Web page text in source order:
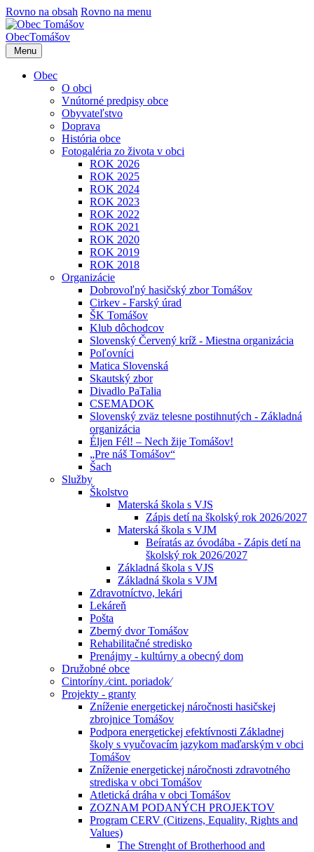
Rovno na obsah Rovno na menu
ObecTomášov
Menu
Obec
O obci
Vnútorné predpisy obce
Obyvateľstvo
Doprava
História obce
Fotogaléria zo života v obci
ROK 2026
ROK 2025
ROK 2024
ROK 2023
ROK 2022
ROK 2021
ROK 2020
ROK 2019
ROK 2018
Organizácie
Dobrovoľný hasičský zbor Tomášov
Cirkev - Farský úrad
ŠK Tomášov
Klub dôchodcov
Slovenský Červený kríž - Miestna organizácia
Poľovníci
Matica Slovenská
Skautský zbor
Divadlo PaTalia
CSEMADOK
Slovenský zväz telesne postihnutých - Základná
organizácia
Éljen Fél! – Nech žije Tomášov!
„Pre náš Tomášov“
Šach
Služby
Školstvo
Materská škola s VJS
Zápis detí na školský rok 2026/2027
Materská škola s VJM
Beíratás az óvodába - Zápis detí na
školský rok 2026/2027
Základná škola s VJS
Základná škola s VJM
Zdravotníctvo, lekári
Lekáreň
Pošta
Zberný dvor Tomášov
Rehabilitačné stredisko
Prenájmy - kultúrny a obecný dom
Družobné obce
Cintoríny ⁄cint. poriadok⁄
Projekty - granty
Zníženie energetickej náročnosti hasičskej
zbrojnice Tomášov
Podpora energetickej efektívnosti Základnej
školy s vyučovacím jazykom maďarským v obci
Tomášov
Zníženie energetickej náročnosti zdravotného
strediska v obci Tomášov
Atletická dráha v obci Tomášov
ZOZNAM PODANÝCH PROJEKTOV
Program CERV (Citizens, Equality, Rights and
Values)
The Strenght of Brotherhood and